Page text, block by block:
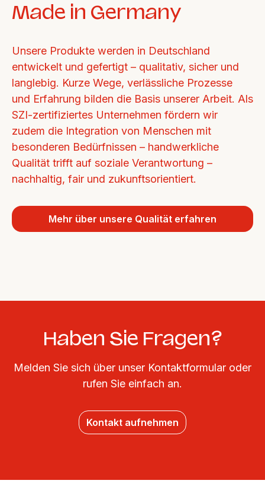
Made in Germany
Unsere Produkte werden in Deutschland
entwickelt und gefertigt – qualitativ, sicher und
langlebig. Kurze Wege, verlässliche Prozesse
und Erfahrung bilden die Basis unserer Arbeit. Als
SZI-zertifiziertes Unternehmen fördern wir
zudem die Integration von Menschen mit
besonderen Bedürfnissen – handwerkliche
Qualität trifft auf soziale Verantwortung –
nachhaltig, fair und zukunftsorientiert.
Mehr über unsere Qualität erfahren
Haben Sie Fragen?
Melden Sie sich über unser Kontaktformular oder
rufen Sie einfach an.
Kontakt aufnehmen